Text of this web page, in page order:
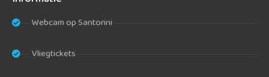
Webcam op Santorini
Vliegtickets